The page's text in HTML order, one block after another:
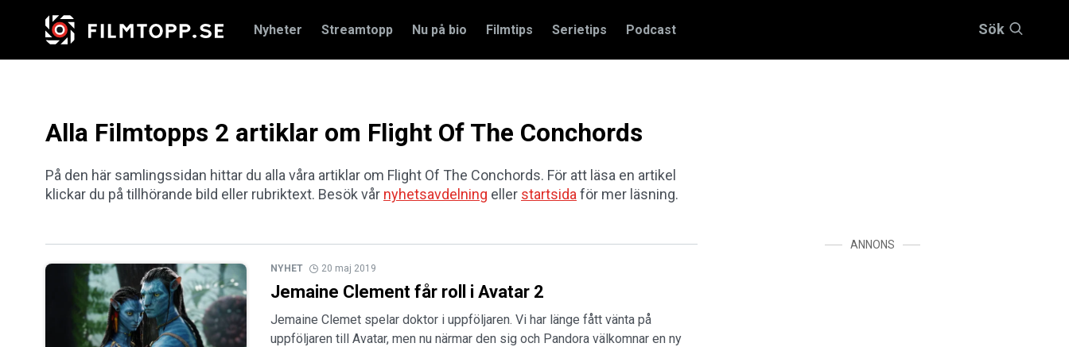
Nyheter Streamtopp Nu på bio Filmtips Serietips Podcast Sök
Alla Filmtopps 2 artiklar om Flight Of The Conchords
På den här samlingssidan hittar du alla våra artiklar om Flight Of The Conchords. För att läsa en artikel
klickar du på tillhörande bild eller rubriktext. Besök vår nyhetsavdelning eller startsida för mer läsning.
NYHET 20 maj 2019
Jemaine Clement får roll i Avatar 2
Jemaine Clemet spelar doktor i uppföljaren. Vi har länge fått vänta på
uppföljaren till Avatar, men nu närmar den sig och Pandora välkomnar en ny
ANNONS